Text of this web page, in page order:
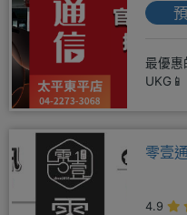
最優惠
零壹
4.9